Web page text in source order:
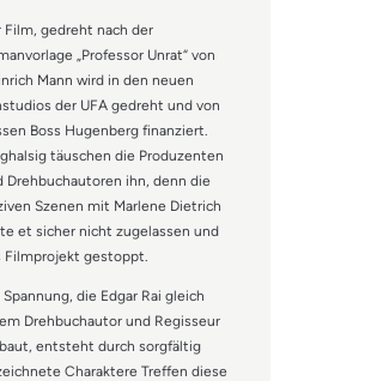
Film, gedreht nach der
„Professor Unrat“ von
Mann wird in den neuen
der UFA gedreht und von
Boss Hugenberg finanziert.
täuschen die Produzenten
Drehbuchautoren ihn, denn die
Szenen mit Marlene Dietrich
et sicher nicht zugelassen und
Filmprojekt gestoppt.
Spannung, die Edgar Rai gleich
Drehbuchautor und Regisseur
entsteht durch sorgfältig
Charaktere Treffen diese